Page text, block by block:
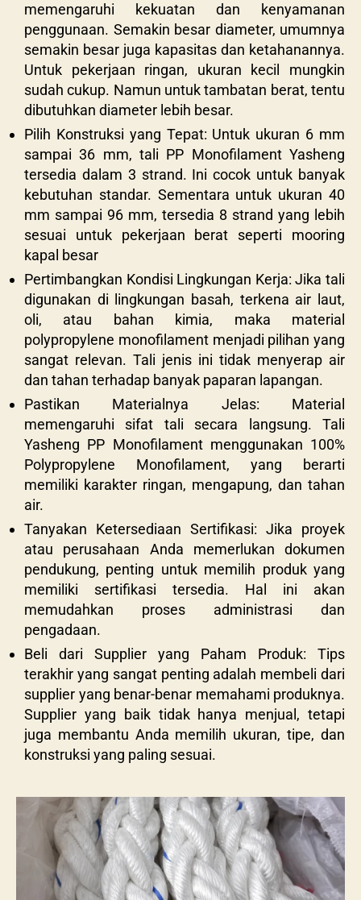
memengaruhi kekuatan dan kenyamanan
penggunaan. Semakin besar diameter, umumnya
semakin besar juga kapasitas dan ketahanannya.
Untuk pekerjaan ringan, ukuran kecil mungkin
sudah cukup. Namun untuk tambatan berat, tentu
dibutuhkan diameter lebih besar.
Pilih Konstruksi yang Tepat: Untuk ukuran 6 mm
sampai 36 mm, tali PP Monofilament Yasheng
tersedia dalam 3 strand. Ini cocok untuk banyak
kebutuhan standar. Sementara untuk ukuran 40
mm sampai 96 mm, tersedia 8 strand yang lebih
sesuai untuk pekerjaan berat seperti mooring
kapal besar
Pertimbangkan Kondisi Lingkungan Kerja: Jika tali
digunakan di lingkungan basah, terkena air laut,
oli, atau bahan kimia, maka material
polypropylene monofilament menjadi pilihan yang
sangat relevan. Tali jenis ini tidak menyerap air
dan tahan terhadap banyak paparan lapangan.
Pastikan Materialnya Jelas: Material
memengaruhi sifat tali secara langsung. Tali
Yasheng PP Monofilament menggunakan 100%
Polypropylene Monofilament, yang berarti
memiliki karakter ringan, mengapung, dan tahan
air.
Tanyakan Ketersediaan Sertifikasi: Jika proyek
atau perusahaan Anda memerlukan dokumen
pendukung, penting untuk memilih produk yang
memiliki sertifikasi tersedia. Hal ini akan
memudahkan proses administrasi dan
pengadaan.
Beli dari Supplier yang Paham Produk: Tips
terakhir yang sangat penting adalah membeli dari
supplier yang benar-benar memahami produknya.
Supplier yang baik tidak hanya menjual, tetapi
juga membantu Anda memilih ukuran, tipe, dan
konstruksi yang paling sesuai.